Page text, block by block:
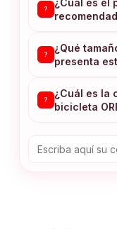
?
?
¿Qué
presenta
?
¿Cuál es la
bicicleta